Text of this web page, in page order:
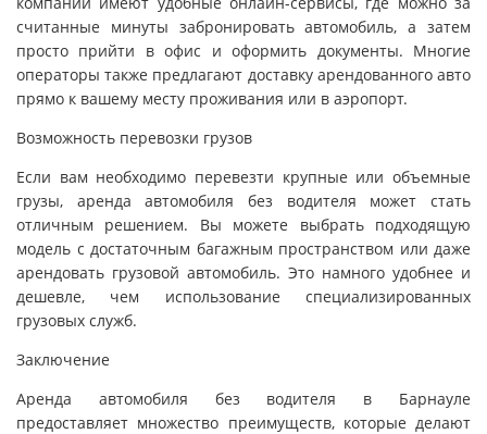
считанные минуты забронировать автомобиль, а затем
просто прийти в офис и оформить документы. Многие
операторы также предлагают доставку арендованного авто
прямо к вашему месту проживания или в аэропорт.
Возможность перевозки грузов
Если вам необходимо перевезти крупные или объемные
грузы, аренда автомобиля без водителя может стать
отличным решением. Вы можете выбрать подходящую
модель с достаточным багажным пространством или даже
арендовать грузовой автомобиль. Это намного удобнее и
дешевле, чем использование специализированных
грузовых служб.
Заключение
Аренда автомобиля без водителя в Барнауле
предоставляет множество преимуществ, которые делают